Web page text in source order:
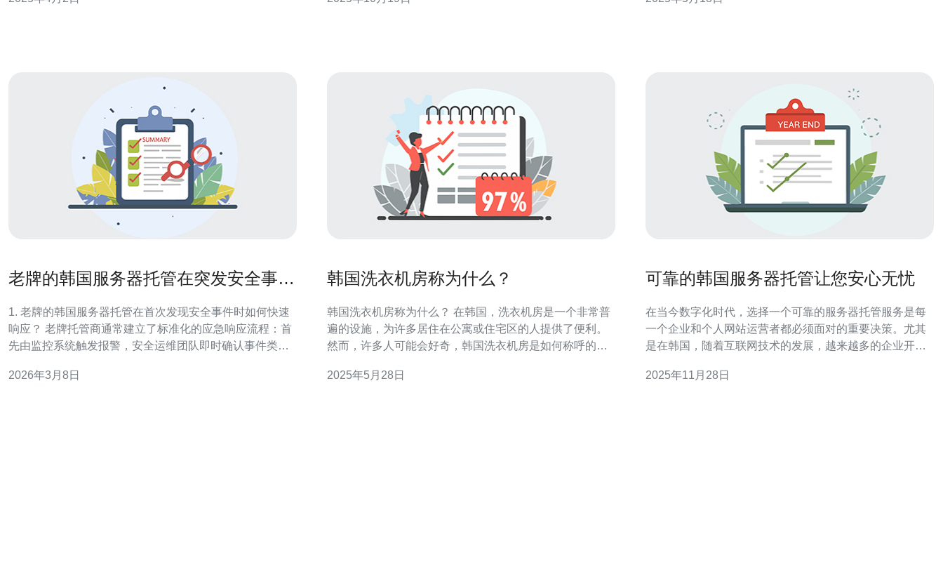
的重要组成部分。它通过建立直连韩国的网络通道，提供
包括CPU、内存和存储空间，这些都关系到服务器的性能
优势在于其先进的技术设备和专业的团队。通过持续的技
老牌的韩国服务器托管在突发安全事件
1. 老牌的韩国服务器托管在首次发现安全事件时如何快速
响应？ 老牌托管商通常建立了标准化的应急响应流程：首
先由监控系统触发报警，安全运维团队即时确认事件类型
实例网络）以阻止扩散；同时启动取证日志、快照与通讯
2026年3月8日
韩国洗衣机房称为什么？
韩国洗衣机房称为什么？ 在韩国，洗衣机房是一个非常普
遍的设施，为许多居住在公寓或住宅区的人提供了便利。
然而，许多人可能会好奇，韩国洗衣机房是如何称呼的
词的意思是洗衣店或洗衣所。尽管在韩国大部分地区，人
2025年5月28日
可靠的韩国服务器托管让您安心无忧
在当今数字化时代，选择一个可靠的服务器托管服务是每
一个企业和个人网站运营者都必须面对的重要决策。尤其
是在韩国，随着互联网技术的发展，越来越多的企业开始
器托管的优势，以及如何选择合适的服务器、VPS和主机
2025年11月28日